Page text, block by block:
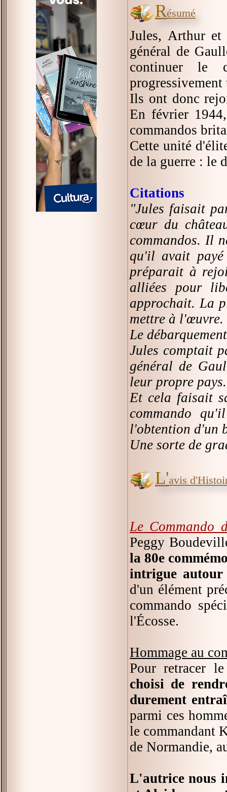
Résumé
Jules, Arthur
général de
continuer le
progressivement
Ils ont donc
En février
commandos
Cette unité
de la guerre : le
Citations
"Jules faisait
cœur du
commandos. Il
qu'il avait
préparait à
alliées pour
approchait. La
mettre à l'œuvre.
Le
Jules comptait
général de
leur propre pays.
Et cela faisait
commando
l'obtention d'un
Une sorte de
L'avis
Le Commando
Peggy
la 80e
intrigue autour
d'un élément
commando
l'Écosse.
Hommage au
Pour retracer
choisi de
durement
parmi ces
le commandant
de Normandie,
L'autrice nous